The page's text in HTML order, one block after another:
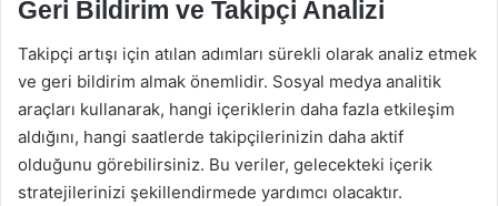
Geri Bildirim ve Takipçi Analizi
Takipçi artışı için atılan adımları sürekli olarak analiz etmek
ve geri bildirim almak önemlidir. Sosyal medya analitik
araçları kullanarak, hangi içeriklerin daha fazla etkileşim
aldığını, hangi saatlerde takipçilerinizin daha aktif
olduğunu görebilirsiniz. Bu veriler, gelecekteki içerik
stratejilerinizi şekillendirmede yardımcı olacaktır.